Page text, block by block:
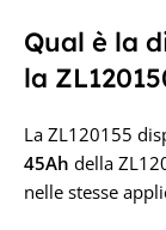
Qual è la
la
La ZL120155
45Ah della
nelle stesse